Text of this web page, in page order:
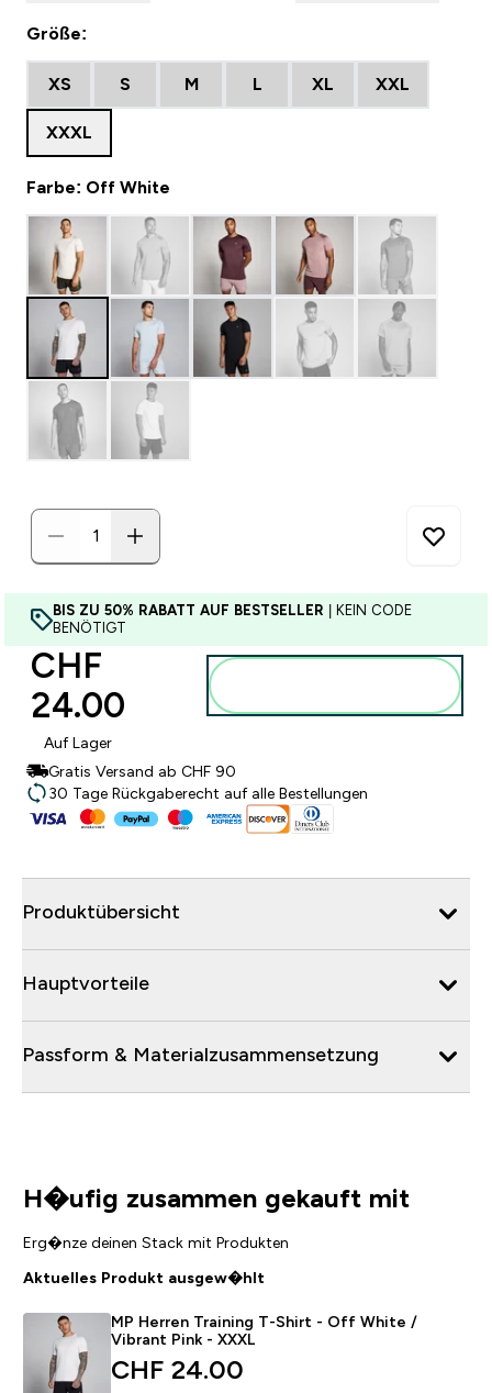
Größe:
XS S M L XL XXL
XXXL
Farbe: Off White
BIS ZU 50% RABATT AUF BESTSELLER | KEIN CODE
BENÖTIGT
CHF
24.00‎
Auf Lager
Gratis Versand ab CHF 90
30 Tage Rückgaberecht auf alle Bestellungen
Produktübersicht
Hauptvorteile
Passform & Materialzusammensetzung
H�ufig zusammen gekauft mit
Erg�nze deinen Stack mit Produkten
Aktuelles Produkt ausgew�hlt
MP Herren Training T-Shirt - Off White /
Vibrant Pink - XXXL
CHF 24.00‎